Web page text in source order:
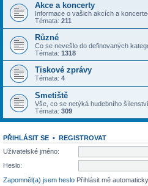
Akce a koncerty
Informace o vašich akcích a
Témata: 211
Různé
Co se nevešlo do definovaných
Témata: 1318
Tiskové zprávy
Témata: 4
Smetiště
Vše, co se netýká hudebního
Témata: 309
PŘIHLÁSIT SE • REGISTROVAT
Uživatelské jméno:
Heslo:
Zapomněl(a) jsem heslo Přihlásit mě